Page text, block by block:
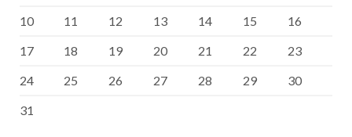
10
11 12 13 14 15
16
17
18 19 20 21 22
23
24
25 26 27 28 29
30
31